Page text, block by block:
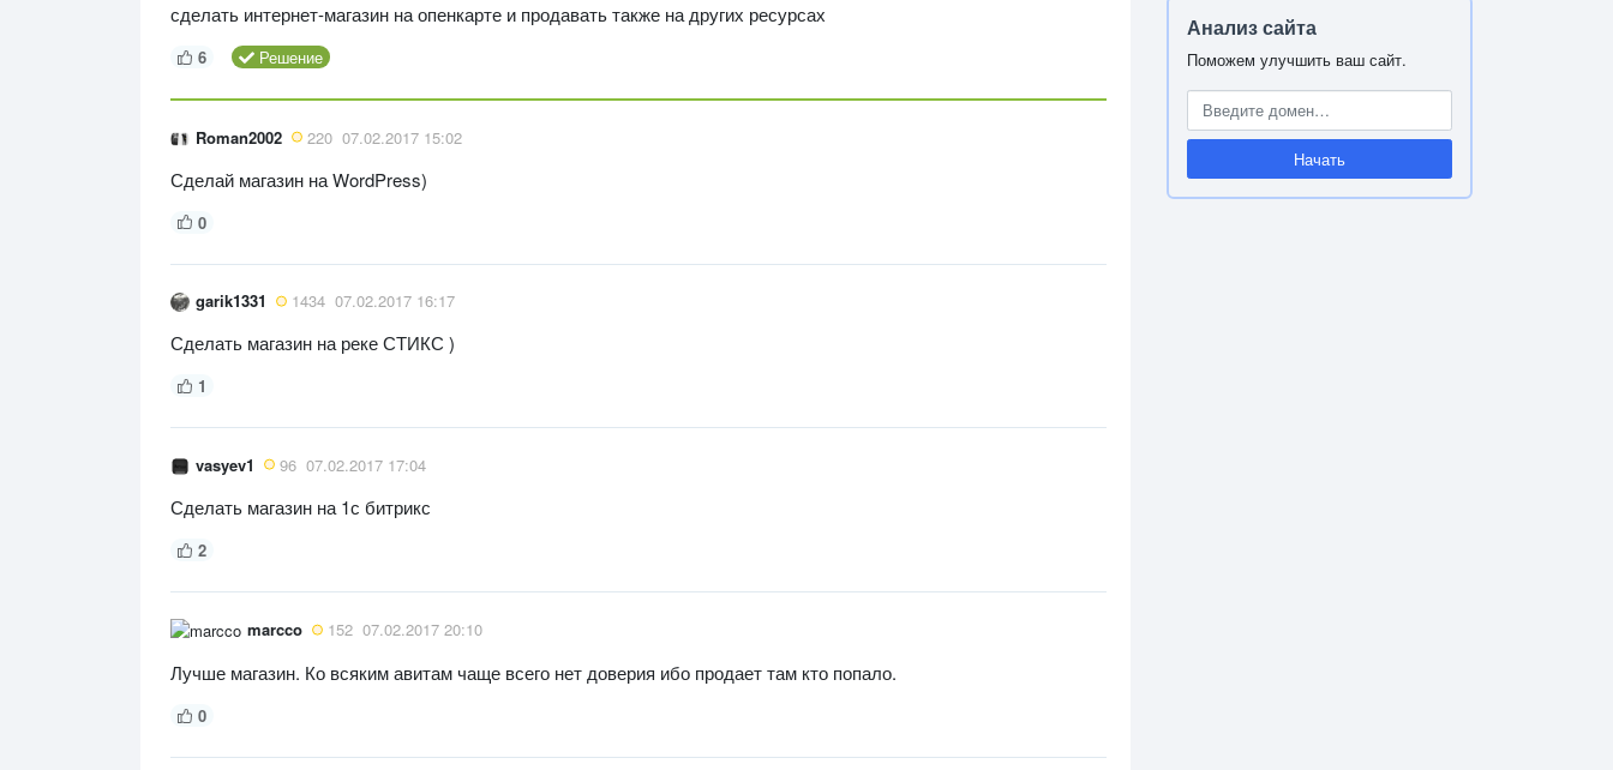
сделать интернет-магазин на опенкарте и продавать также на других ресурсах
6 Решение
Roman2002 220 07.02.2017 15:02
Сделай магазин на WordPress)
0
garik1331 1434 07.02.2017 16:17
Сделать магазин на реке СТИКС )
1
vasyev1 96 07.02.2017 17:04
Сделать магазин на 1с битрикс
2
marcco 152 07.02.2017 20:10
Лучше магазин. Ко всяким авитам чаще всего нет доверия ибо продает там кто попало.
0
Анализ сайта
Поможем улучшить ваш сайт.
Начать